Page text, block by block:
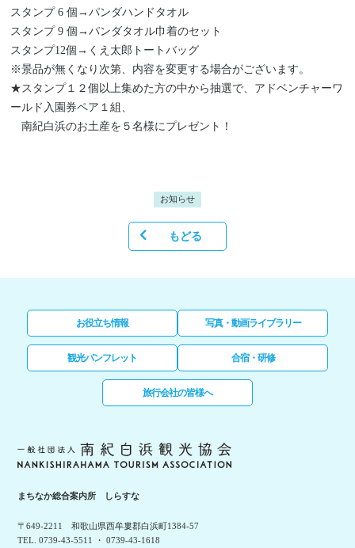
スタンプ 6 個→パンダハンドタオル
スタンプ 9 個→パンダタオル巾着のセット
スタンプ12個→くえ太郎トートバッグ
※景品が無くなり次第、内容を変更する場合がございます。
★スタンプ１２個以上集めた方の中から抽選で、アドベンチャーワ
ールド入園券ペア１組、
南紀白浜のお土産を５名様にプレゼント！
お知らせ
もどる
お役立ち情報 写真・動画ライブラリー
観光パンフレット 合宿・研修
旅行会社の皆様へ
まちなか総合案内所 しらすな
〒649-2211 和歌山県西牟婁郡白浜町1384-57
TEL. 0739-43-5511 ・ 0739-43-1618